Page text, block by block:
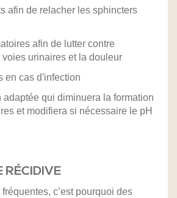
afin de relacher les sphincters
afin de lutter contre
voies urinaires et la douleur
en cas d'infection
qui diminuera la formation
et modifiera si nécessaire le pH
RÉCIDIVE
c’est pourquoi des